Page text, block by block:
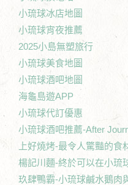
小琉球冰店地圖
小琉球宵夜推薦
2025小島無塑旅行
小琉球美食地圖
小琉球酒吧地圖
海龜島遊APP
小琉球代訂優惠
小琉球酒吧推薦-After
上好燒烤-最令人驚豔的食
楊記川麵-終於可以在小琉
玖肆鴨霸-小琉球鹹水鵝肉